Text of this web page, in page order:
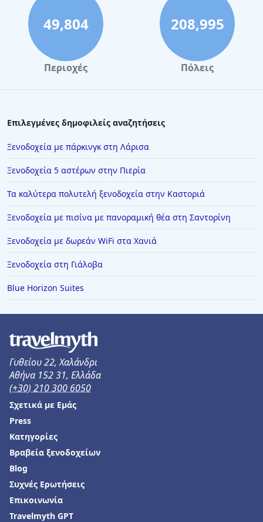
Ξενοδοχεία με δωμάτια με ιδιωτική πισίνα στη
Μήλο
Ξενοδοχεία με δωμάτια με ιδιωτική πισίνα στη
Νάξο
Ξενοδοχεία με δωμάτια με ιδιωτική πισίνα στη
Ξενοδοχεία με δωμάτια με ιδιωτική πισίνα στην
Τήνο
Ξενοδοχεία με δωμάτια με ιδιωτική πισίνα στην
Αντίπαρο
Ξενοδοχεία με δωμάτια με ιδιωτική πισίνα στη
49,804
Περιοχές
208,995
Πόλεις
Επιλεγμένες δημοφιλείς αναζητήσεις
Ξενοδοχεία με πάρκινγκ στη Λάρισα
Ξενοδοχεία 5 αστέρων στην Πιερία
Τα καλύτερα πολυτελή ξενοδοχεία στην Καστοριά
Ξενοδοχεία με πισίνα με πανοραμική θέα στη Σαντορίνη
Ξενοδοχεία με δωρεάν WiFi στα Χανιά
Ξενοδοχεία στη Γιάλοβα
Blue Horizon Suites
Γυθείου 22, Χαλάνδρι
Αθήνα 152 31, Ελλάδα
(+30) 210 300 6050
Σχετικά με Εμάς
Press
Κατηγορίες
Βραβεία ξενοδοχείων
Blog
Συχνές Ερωτήσεις
Επικοινωνία
Travelmyth GPT